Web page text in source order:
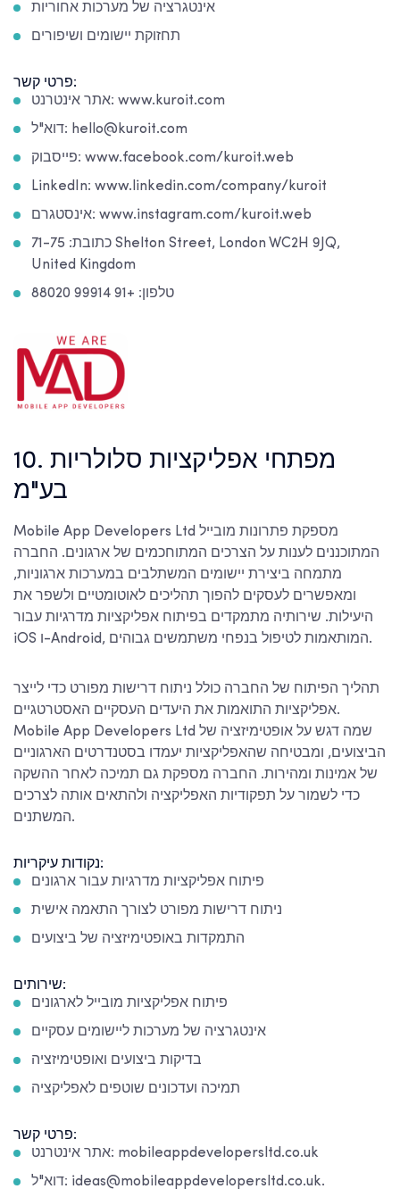
אינטגרציה של מערכות אחוריות
תחזוקת יישומים ושיפורים
פרטי קשר:
אתר אינטרנט: www.kuroit.com
דוא"ל: hello@kuroit.com
פייסבוק: www.facebook.com/kuroit.web
LinkedIn: www.linkedin.com/company/kuroit
אינסטגרם: www.instagram.com/kuroit.web
כתובת: 71-75 Shelton Street, London WC2H 9JQ,
United Kingdom
טלפון: +91 99914 88020
10. מפתחי אפליקציות סלולריות
בע"מ
Mobile App Developers Ltd מספקת פתרונות מובייל
המתוכננים לענות על הצרכים המתוחכמים של ארגונים. החברה
מתמחה ביצירת יישומים המשתלבים במערכות ארגוניות,
ומאפשרים לעסקים להפוך תהליכים לאוטומטיים ולשפר את
היעילות. שירותיה מתמקדים בפיתוח אפליקציות מדרגיות עבור
iOS ו-Android, המותאמות לטיפול בנפחי משתמשים גבוהים.
תהליך הפיתוח של החברה כולל ניתוח דרישות מפורט כדי לייצר
אפליקציות התואמות את היעדים העסקיים האסטרטגיים.
Mobile App Developers Ltd שמה דגש על אופטימיזציה של
הביצועים, ומבטיחה שהאפליקציות יעמדו בסטנדרטים הארגוניים
של אמינות ומהירות. החברה מספקת גם תמיכה לאחר ההשקה
כדי לשמור על תפקודיות האפליקציה ולהתאים אותה לצרכים
המשתנים.
נקודות עיקריות:
פיתוח אפליקציות מדרגיות עבור ארגונים
ניתוח דרישות מפורט לצורך התאמה אישית
התמקדות באופטימיזציה של ביצועים
שירותים:
פיתוח אפליקציות מובייל לארגונים
אינטגרציה של מערכות ליישומים עסקיים
בדיקות ביצועים ואופטימיזציה
תמיכה ועדכונים שוטפים לאפליקציה
פרטי קשר:
אתר אינטרנט: mobileappdevelopersltd.co.uk
דוא"ל: ideas@mobileappdevelopersltd.co.uk.